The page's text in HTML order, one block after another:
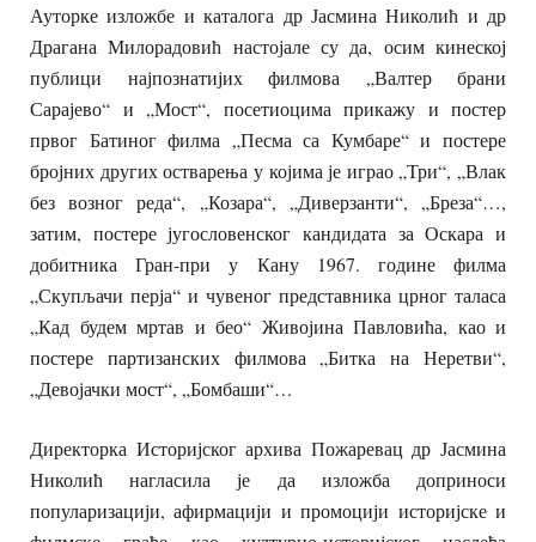
Ауторке изложбе и каталога др Јасмина Николић и др
Драгана Милорадовић настојале су да, осим кинеској
публици најпознатијих филмова „Валтер брани
Сарајево“ и „Мост“, посетиоцима прикажу и постер
првог Батиног филма „Песма са Кумбаре“ и постере
бројних других остварења у којима је играо „Три“, „Влак
без возног реда“, „Козара“, „Диверзанти“, „Бреза“…,
затим, постере југословенског кандидата за Оскара и
добитника Гран-при у Кану 1967. године филма
„Скупљачи перја“ и чувеног представника црног таласа
„Кад будем мртав и бео“ Живојина Павловића, каои
постере партизанских филмова „Битка на Неретви“,
„Девојачки мост“, „Бомбаши“…
Директорка Историјског архива Пожаревац др Јасмина
Николић нагласила је да изложба доприноси
популаризацији, афирмацији и промоцији историјске и